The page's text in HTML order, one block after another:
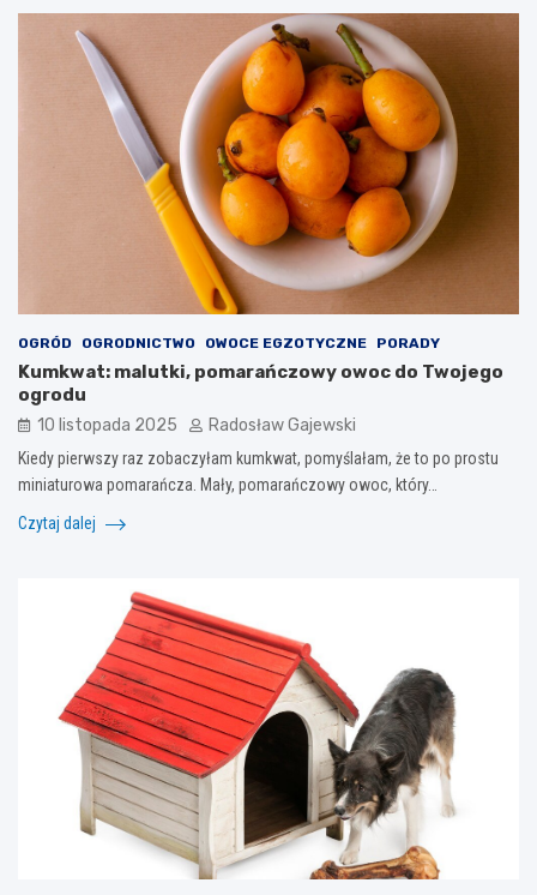
OGRÓD OGRODNICTWO OWOCE EGZOTYCZNE PORADY
Kumkwat: malutki, pomarańczowy owoc do Twojego
ogrodu
10 listopada 2025 Radosław Gajewski
Kiedy pierwszy raz zobaczyłam kumkwat, pomyślałam, że to po prostu
miniaturowa pomarańcza. Mały, pomarańczowy owoc, który…
Czytaj dalej